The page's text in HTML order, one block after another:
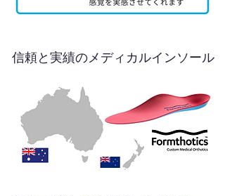
信頼と実績のメディカルインソール